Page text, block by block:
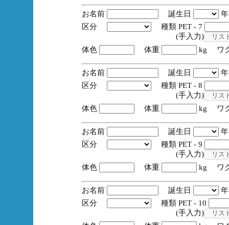
お名前 誕生日
区分
種類 PET - 7
(手入力)
体色
体重 kg ワ
お名前 誕生日
区分
種類 PET - 8
(手入力)
体色
体重 kg ワ
お名前 誕生日
区分
種類 PET - 9
(手入力)
体色
体重 kg ワ
お名前 誕生日
区分
種類 PET - 10
(手入力)